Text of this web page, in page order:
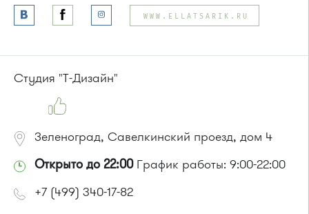
Автобусы № 2, 3, 9, 11, 19, 31, 32.
Маршрутка № 409м, 419м
Автобусы № 1, 3, 8, 11, 19, 29, 32, 400, 400э.
WWW.ELLATSARIK.RU
Студия "Т-Дизайн"
Зеленоград, Савелкинский проезд, дом 4
Открыто до 22:00График работы: 9:00-22:00
+7 (499) 340-17-82